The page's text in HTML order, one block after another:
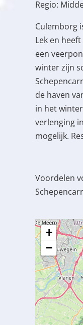
Regio:
Culemborg
Lek en
een
winter zijn
de haven
in het
verlenging
mogelijk.
Voordelen
+
−